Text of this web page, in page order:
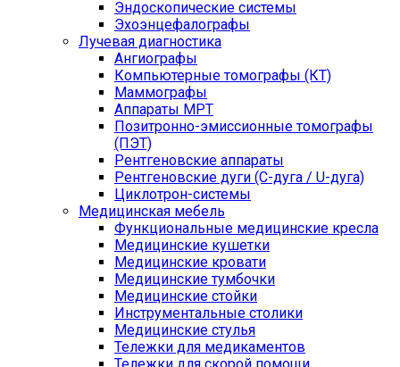
Эндоскопические системы
Эхоэнцефалографы
Лучевая диагностика
Ангиографы
Компьютерные томографы (КТ)
Маммографы
Аппараты МРТ
Позитронно-эмиссионные томографы
(ПЭТ)
Рентгеновские аппараты
Рентгеновские дуги (С-дуга / U-дуга)
Циклотрон-системы
Медицинская мебель
Функциональные медицинские кресла
Медицинские кушетки
Медицинские кровати
Медицинские тумбочки
Медицинские стойки
Инструментальные столики
Медицинские стулья
Тележки для медикаментов